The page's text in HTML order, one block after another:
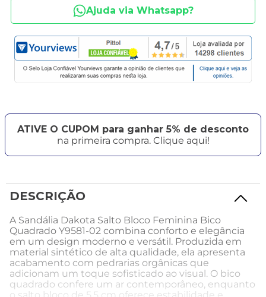
Ajuda via Whatsapp?
ATIVE O CUPOM para ganhar 5% de desconto
na primeira compra. Clique aqui!
DESCRIÇÃO
A Sandália Dakota Salto Bloco Feminina Bico
Quadrado Y9581-02 combina conforto e elegância
em um design moderno e versátil. Produzida em
material sintético de alta qualidade, ela apresenta
acabamento com pedrarias orgânicas que
adicionam um toque sofisticado ao visual. O bico
quadrado confere um ar contemporâneo, enquanto